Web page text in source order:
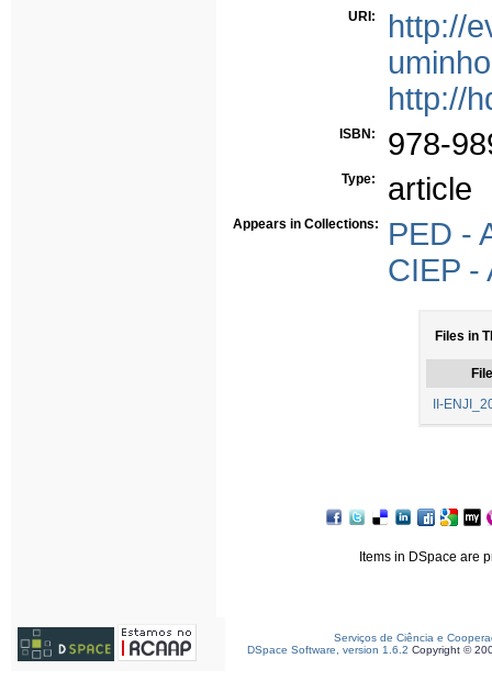
URI:
http://
http://
ISBN: 978-
Type: article
Appears in Collections:
PED -
CIEP -
Files in
File
II-
Items in DSpace are
Serviços de Ciência e
DSpace Software, version 1.6.2 Copyright ©